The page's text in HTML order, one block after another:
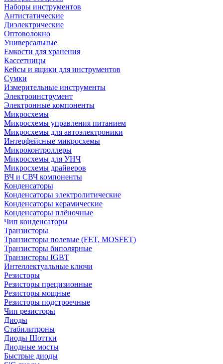
Наборы инструментов
Антистатические
Диэлектрические
Оптоволокно
Универсальные
Емкости для хранения
Кассетницы
Кейсы и ящики для инструментов
Сумки
Измерительные инструменты
Электроинструмент
Электронные компоненты
Микросхемы
Микросхемы управления питанием
Микросхемы для автоэлектроники
Интерфейсные микросхемы
Микроконтроллеры
Микросхемы для УНЧ
Микросхемы драйверов
ВЧ и СВЧ компоненты
Конденсаторы
Конденсаторы электролитические
Конденсаторы керамические
Конденсаторы плёночные
Чип конденсаторы
Транзисторы
Транзисторы полевые (FET, MOSFET)
Транзисторы биполярные
Транзисторы IGBT
Интеллектуальные ключи
Резисторы
Резисторы прецизионные
Резисторы мощные
Резисторы подстроечные
Чип резисторы
Диоды
Стабилитроны
Диоды Шоттки
Диодные мосты
Быстрые диоды